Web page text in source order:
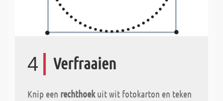
4 Verfraaien
Knip een rechthoekuit wit fotokarton en teken